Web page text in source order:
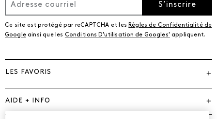
S’inscrire
Ce site est protégé par reCAPTCHA et les Règles de Confidentialité de
Googleainsi que les Conditions D'utilisation de Googles' appliquent.
LES FAVORIS
AIDE + INFO